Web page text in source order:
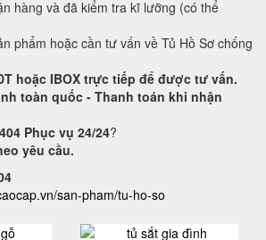
hàng và đã kiểm tra kĩ lưỡng (có thể
phẩm hoặc cần tư vấn về Tủ Hồ Sơ chống
hoặc IBOX trực tiếp để được tư vấn.
toàn quốc - Thanh toán khi nhận
Phục vụ 24/24?
yêu cầu.
san-pham/tu-ho-so